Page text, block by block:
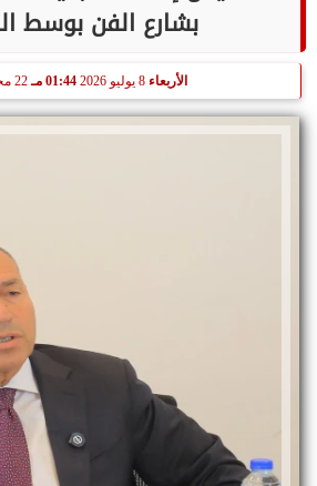
بشارع الفن بوسط
الأربعاء 01:44 مـ 22 محرّم 1448